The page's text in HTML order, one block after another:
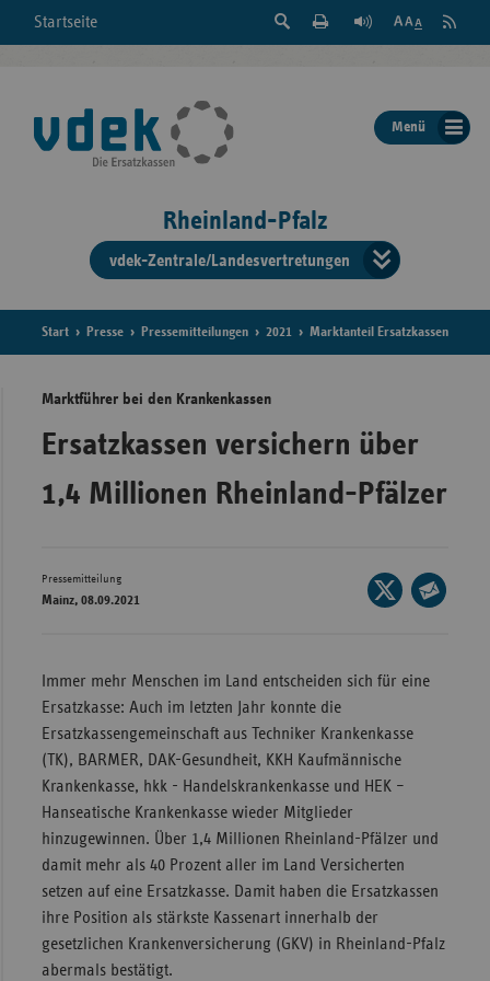
Startseite
Suche
der
Seite
Feed
Menü
Rheinland-Pfalz
vdek-Zentrale/Landesvertretungen
der
Start Presse Pressemitteilungen 2021 Marktanteil Ersatzkassen
Marktführer bei den Krankenkassen
Ersatzkassen versichern über
1,4 Millionen Rheinland-Pfälzer
Pressemitteilung
Mainz, 08.09.2021
Seite
auf
Immer mehr Menschen im Land entscheiden sich für eine
Ersatzkasse: Auch im letzten Jahr konnte die
Ersatzkassengemeinschaft aus Techniker Krankenkasse
(TK), BARMER, DAK-Gesundheit, KKH Kaufmännische
Krankenkasse, hkk - Handelskrankenkasse und HEK –
Hanseatische Krankenkasse wieder Mitglieder
hinzugewinnen. Über 1,4 Millionen Rheinland-Pfälzer und
damit mehr als 40 Prozent aller im Land Versicherten
setzen auf eine Ersatzkasse. Damit haben die Ersatzkassen
ihre Position als stärkste Kassenart innerhalb der
gesetzlichen Krankenversicherung (GKV) in Rheinland-Pfalz
abermals bestätigt.